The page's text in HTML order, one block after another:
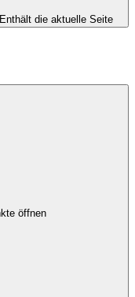
Enthält die aktuelle Seite
öffnen